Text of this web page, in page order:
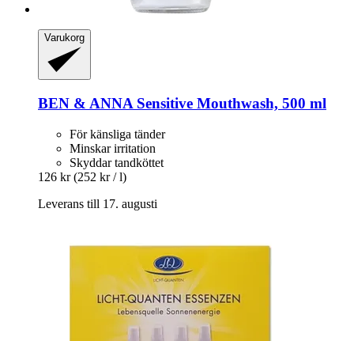
Varukorg
BEN & ANNA Sensitive Mouthwash, 500 ml
För känsliga tänder
Minskar irritation
Skyddar tandköttet
126 kr (252 kr / l)
Leverans till 17. augusti